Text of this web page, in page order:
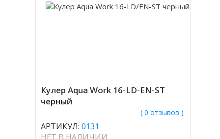
Кулер Aqua Work 16-LD-EN-ST
черный
( 0 отзывов )
АРТИКУЛ: 0131